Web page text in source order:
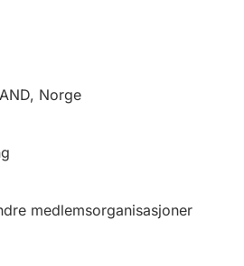
, Norge
medlemsorganisasjoner